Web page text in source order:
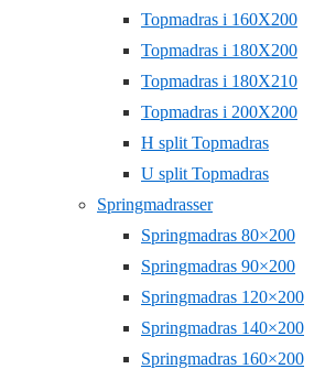
Topmadras i 160X200
Topmadras i 180X200
Topmadras i 180X210
Topmadras i 200X200
H split Topmadras
U split Topmadras
Springmadrasser
Springmadras 80×200
Springmadras 90×200
Springmadras 120×200
Springmadras 140×200
Springmadras 160×200